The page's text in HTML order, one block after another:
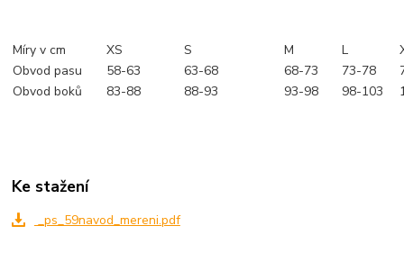
Míry v cm XS S M L
Obvod pasu
58-63 63-68 68-73 73-78
Obvod boků
83-88 88-93 93-98 98-103
Ke stažení
_ps_59navod_mereni.pdf